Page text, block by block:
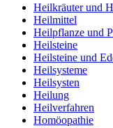
Heilkräuter und
Heilmittel
Heilpflanze und
Heilsteine
Heilsteine und
Heilsysteme
Heilsysten
Heilung
Heilverfahren
Homöopathie